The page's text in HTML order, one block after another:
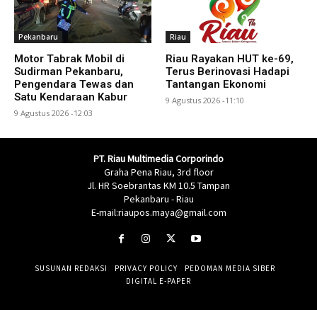
Pekanbaru
Motor Tabrak Mobil di
Sudirman Pekanbaru,
Pengendara Tewas dan
Satu Kendaraan Kabur
9 Agustus 2026 -12:03
Riau
Riau Rayakan HUT ke-69,
Terus Berinovasi Hadapi
Tantangan Ekonomi
9 Agustus 2026 -11:10
PT. Riau Multimedia Corporindo
Graha Pena Riau, 3rd floor
Jl. HR Soebrantas KM 10.5 Tampan
Pekanbaru - Riau
E-mail:riaupos.maya@gmail.com
SUSUNAN REDAKSI PRIVACY POLICY
PEDOMAN MEDIA SIBER
DIGITAL E-PAPER